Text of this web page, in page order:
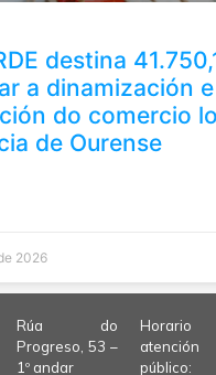
destina
a dinamización
do comercio
de Ourense
2026
Rúa do
Progreso, 53 –
1º andar
Horario
público: